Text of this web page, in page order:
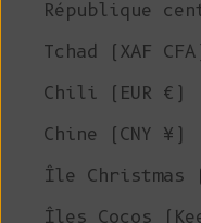
République
Tchad (XAF CFA)
Chili (EUR €)
Chine (CNY ¥)
Île Christmas
Îles Cocos